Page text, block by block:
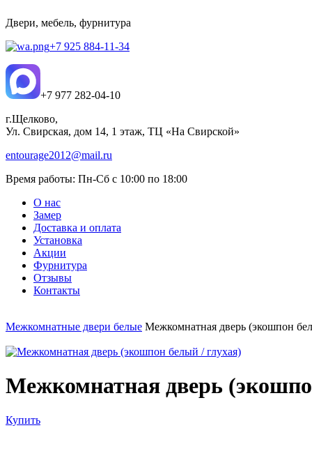
Двери, мебель, фурнитура
+7 925 884-11-34
+7 977 282-04-10
г.Щелково,
Ул. Свирская, дом 14, 1 этаж, ТЦ «На Свирской»
entourage2012@mail.ru
Время работы: Пн-Сб с 10:00 по 18:00
О нас
Замер
Доставка и оплата
Установка
Акции
Фурнитура
Отзывы
Контакты
Межкомнатные двери белые Межкомнатная дверь (экошпон
Межкомнатная дверь
Купить